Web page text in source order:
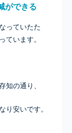
ができる
っていたた
ています。
知の通り、
安いです。